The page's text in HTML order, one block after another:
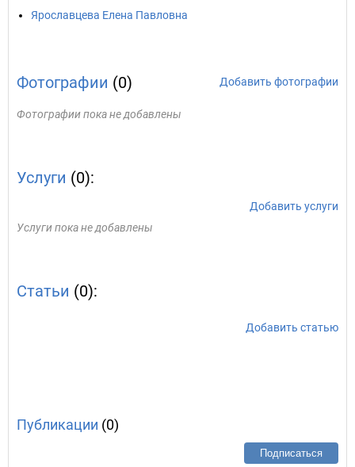
Ярославцева Елена Павловна
Фотографии (0) Добавить фотографии
Фотографии пока не добавлены
Услуги (0):
Добавить услуги
Услуги пока не добавлены
Статьи (0):
Добавить статью
Публикации (0)
Подписаться